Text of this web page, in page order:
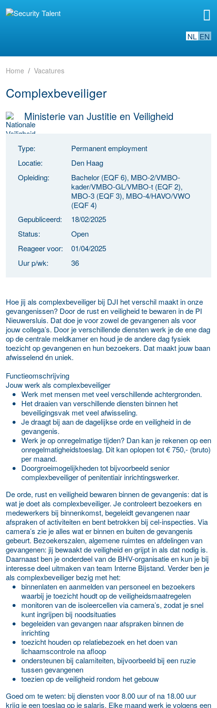
NL EN
Home Vacatures
Complexbeveiliger
Ministerie van Justitie en Veiligheid
Type:
Permanent employment
Locatie:
Den Haag
Opleiding:
Bachelor (EQF 6), MBO-2/VMBO-
kader/VMBO-GL/VMBO-t (EQF 2),
MBO-3 (EQF 3), MBO-4/HAVO/VWO
(EQF 4)
Gepubliceerd:
18/02/2025
Status:
Open
Reageer voor:
01/04/2025
Uur p/wk:
36
Hoe jij als complexbeveiliger bij DJI het verschil maakt in onze
gevangenissen? Door de rust en veiligheid te bewaren in de PI
Nieuwersluis. Dat doe je voor zowel de gevangenen als voor
jouw collega’s. Door je verschillende diensten werk je de ene dag
op de centrale meldkamer en houd je de andere dag fysiek
toezicht op gevangenen en hun bezoekers. Dat maakt jouw baan
afwisselend én uniek.
Functieomschrijving
Jouw werk als complexbeveiliger
Werk met mensen met veel verschillende achtergronden.
Het draaien van verschillende diensten binnen het
beveiligingsvak met veel afwisseling.
Je draagt bij aan de dagelijkse orde en veiligheid in de
gevangenis.
Werk je op onregelmatige tijden? Dan kan je rekenen op een
onregelmatigheidstoeslag. Dit kan oplopen tot € 750,- (bruto)
per maand.
Doorgroeimogelijkheden tot bijvoorbeeld senior
complexbeveiliger of penitentiair inrichtingswerker.
De orde, rust en veiligheid bewaren binnen de gevangenis: dat is
wat je doet als complexbeveiliger. Je controleert bezoekers en
medewerkers bij binnenkomst, begeleidt gevangenen naar
afspraken of activiteiten en bent betrokken bij cel-inspecties. Via
camera’s zie je alles wat er binnen en buiten de gevangenis
gebeurt. Bezoekerszalen, algemene ruimtes en afdelingen van
gevangenen: jij bewaakt de veiligheid en grijpt in als dat nodig is.
Daarnaast ben je onderdeel van de BHV-organisatie en kun je bij
interesse deel uitmaken van team Interne Bijstand. Verder ben je
als complexbeveiliger bezig met het:
binnenlaten en aanmelden van personeel en bezoekers
waarbij je toezicht houdt op de veiligheidsmaatregelen
monitoren van de isoleercellen via camera’s, zodat je snel
kunt ingrijpen bij noodsituaties
begeleiden van gevangen naar afspraken binnen de
inrichting
toezicht houden op relatiebezoek en het doen van
lichaamscontrole na afloop
ondersteunen bij calamiteiten, bijvoorbeeld bij een ruzie
tussen gevangenen
toezien op de veiligheid rondom het gebouw
Goed om te weten: bij diensten voor 8.00 uur of na 18.00 uur
krijg je een toeslag op je salaris. Elke maand werk je volgens een